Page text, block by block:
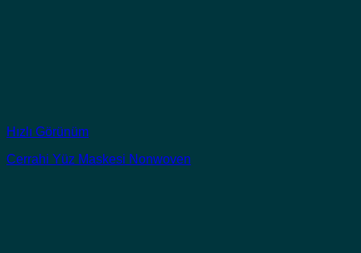
Hızlı Görünüm
Cerrahi Yüz Maskesi Nonwoven